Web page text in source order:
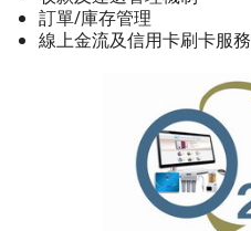
訂單/庫存管理
線上金流及信用卡刷卡服務